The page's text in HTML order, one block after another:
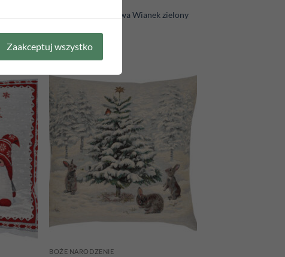
Poszewka gobelinowa Wianek zielony
Add to
Add to
wishlist
BOŻE NARODZENIE
Zaakceptuj wszystko